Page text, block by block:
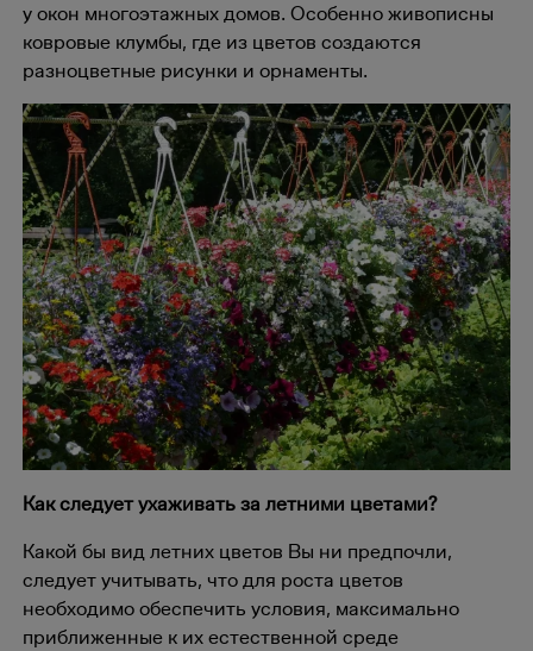
у окон многоэтажных домов. Особенно живописны
ковровые клумбы, где из цветов создаются
разноцветные рисунки и орнаменты.
Как следует ухаживать за летними цветами?
Какой бы вид летних цветов Вы ни предпочли,
следует учитывать, что для роста цветов
необходимо обеспечить условия, максимально
приближенные к их естественной среде